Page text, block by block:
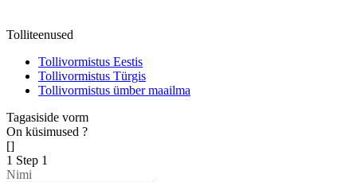
Tolliteenused
Tollivormistus Eestis
Tollivormistus Türgis
Tollivormistus ümber maailma
Tagasiside vorm
On küsimused ?
[]
1 Step 1
Nimi